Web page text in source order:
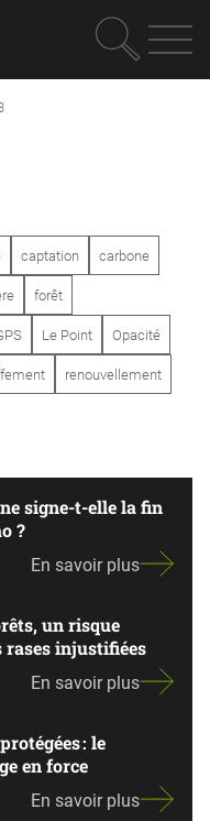
OUVRIR LE
captation
carbone
forêt
Le Point
Opacité
renouvellement
signe-t-elle la fin
?
En savoir plus
un risque
rases injustifiées
En savoir plus
: le
en force
En savoir plus